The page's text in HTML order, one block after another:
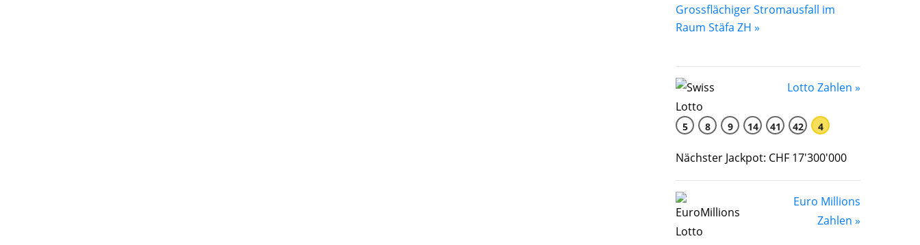
Grossflächiger Stromausfall im
Raum Stäfa ZH »
Lotto Zahlen »
5 8 9 14 41 42 4
Nächster Jackpot: CHF 17'300'000
Euro Millions
Zahlen »